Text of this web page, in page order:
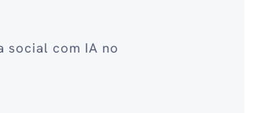
social com IA no